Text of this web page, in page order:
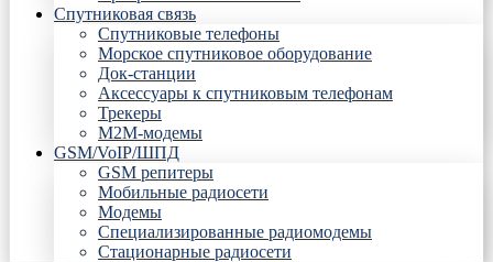
Спутниковая связь
Спутниковые телефоны
Морское спутниковое оборудование
Док-станции
Аксессуары к спутниковым телефонам
Трекеры
М2М-модемы
GSM/VoIP/ШПД
GSM репитеры
Мобильные радиосети
Модемы
Специализированные радиомодемы
Стационарные радиосети